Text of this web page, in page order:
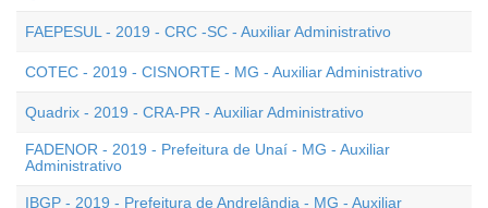
FAEPESUL - 2019 - CRC -SC - Auxiliar Administrativo
COTEC - 2019 - CISNORTE - MG - Auxiliar Administrativo
Quadrix - 2019 - CRA-PR - Auxiliar Administrativo
FADENOR - 2019 - Prefeitura de Unaí - MG - Auxiliar
Administrativo
IBGP - 2019 - Prefeitura de Andrelândia - MG - Auxiliar